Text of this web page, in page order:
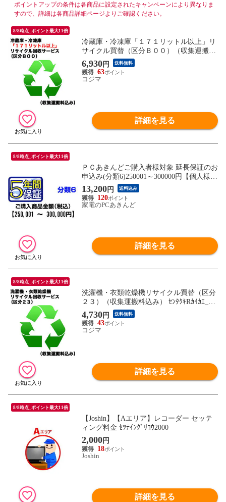
ポイントアップの条件は各商品に設定されたキャンペーンにより異なりま
すので、詳細は各商品詳細ページよりご確認ください。
8/8時点_ポイント最大11倍
冷蔵庫・冷凍庫「１７１リットル以上」リ
サイクル買替（区分Ｂ００）（収集運搬料
込み） ﾚｲｿﾞｳｺRｶｲｶｴ_B00（対象商品との同
時注文時のみ承ります。）
6,930円 送料無料
63
コジマ
詳細を見る
8/8時点_ポイント最大11倍
ＰＣあきんどご購入者様対象 延長保証のお
申込み(分類6)250001～300000円【個人様限
定】
13,200円 送料込み
120
家電のPCあきんど
詳細を見る
8/8時点_ポイント最大11倍
洗濯機・衣類乾燥機リサイクル買替（区分
２３）（収集運搬料込み） ｾﾝﾀｸｷRｶｲｶｴ_23
（対象商品との同時注文時のみ承りま
す。）
4,730円 送料無料
43
コジマ
詳細を見る
8/8時点_ポイント最大11倍
【Joshin】【Aエリア】レコーダー セッテ
ィング料金 ｾﾂﾃｲﾝｸﾞﾘﾖｳ2000
2,000円
18
Joshin
詳細を見る